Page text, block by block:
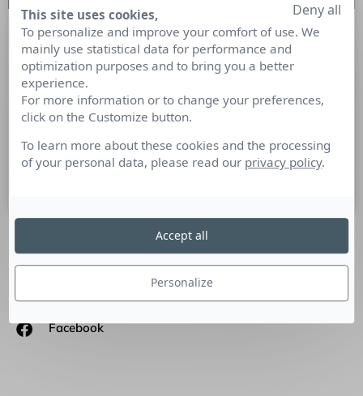
Tout ce qu’il faut savoir sur les bases
de données médias
Trouver le bon journaliste à qui envoyer son communiqué de
avec une base de données médias ?
SUIVEZ-NOUS
Facebook
This site uses cookies,
To personalize and improve your comfort of use. We
mainly use statistical data for performance and
optimization purposes and to bring you a better
experience.
For more information or to change your preferences,
click on the Customize button.
To learn more about these cookies and the processing
of your personal data, please read our privacy policy.
Personalize
Deny all
Accept all